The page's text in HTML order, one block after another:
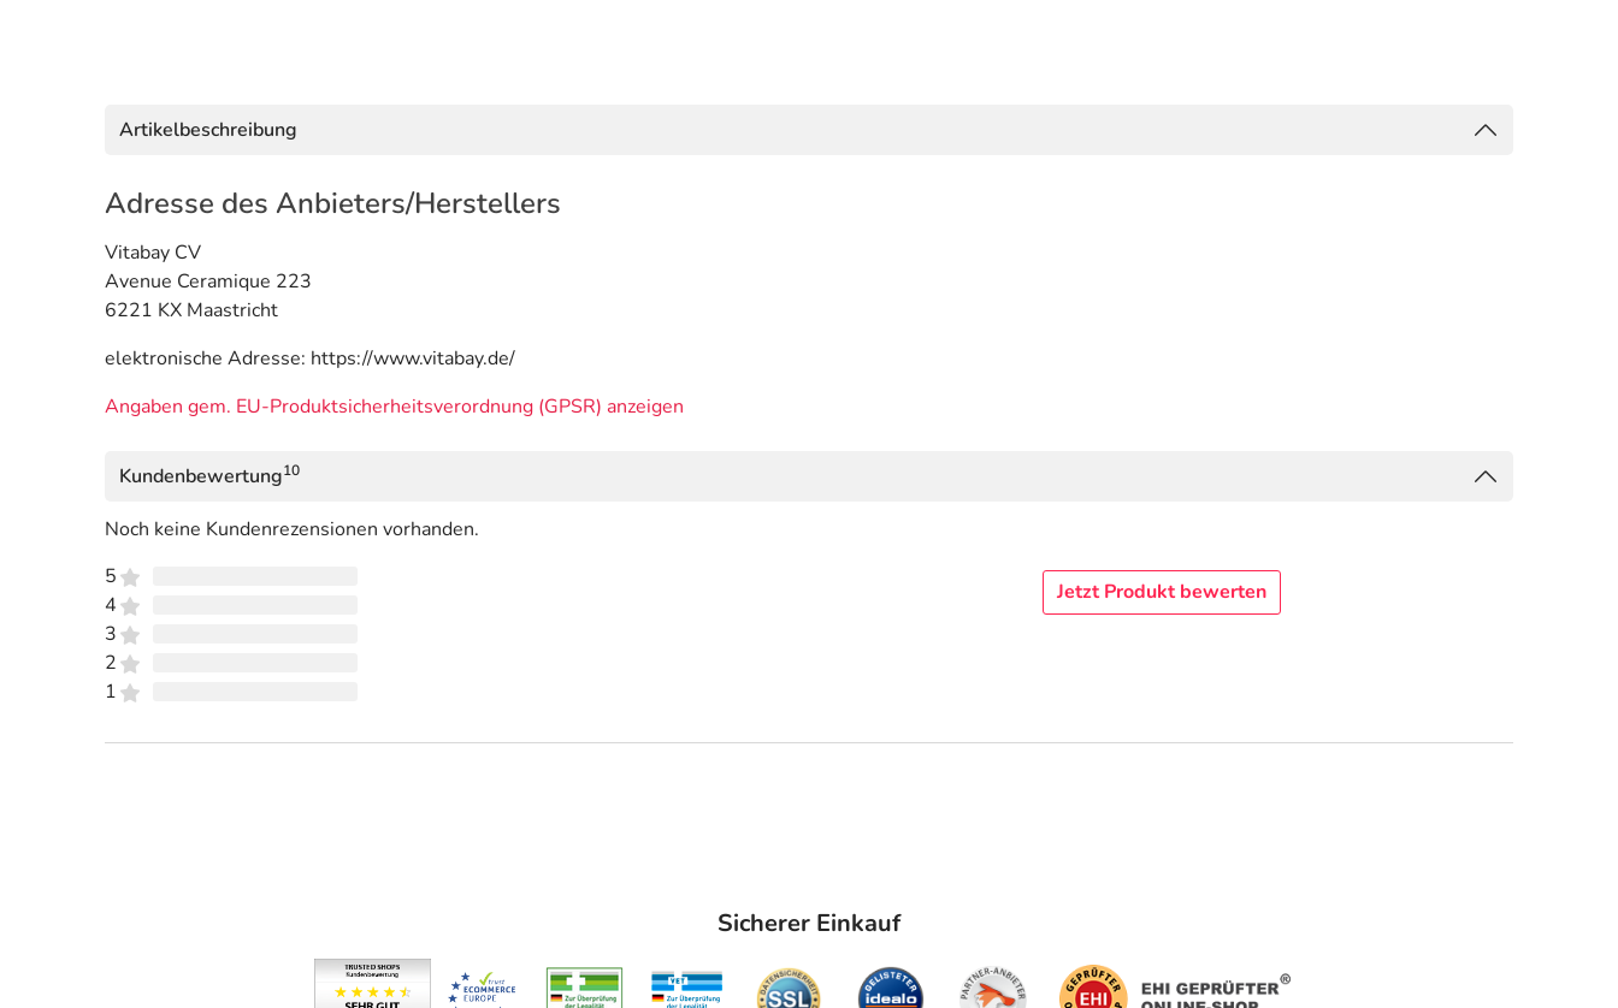
Artikelbeschreibung
Adresse des Anbieters/Herstellers
Vitabay CV
Avenue Ceramique 223
6221 KX Maastricht
elektronische Adresse: https://www.vitabay.de/
Angaben gem. EU-Produktsicherheitsverordnung (GPSR) anzeigen
Kundenbewertung10
Noch keine Kundenrezensionen vorhanden.
5
4
3
2
1
Jetzt Produkt bewerten
Sicherer Einkauf